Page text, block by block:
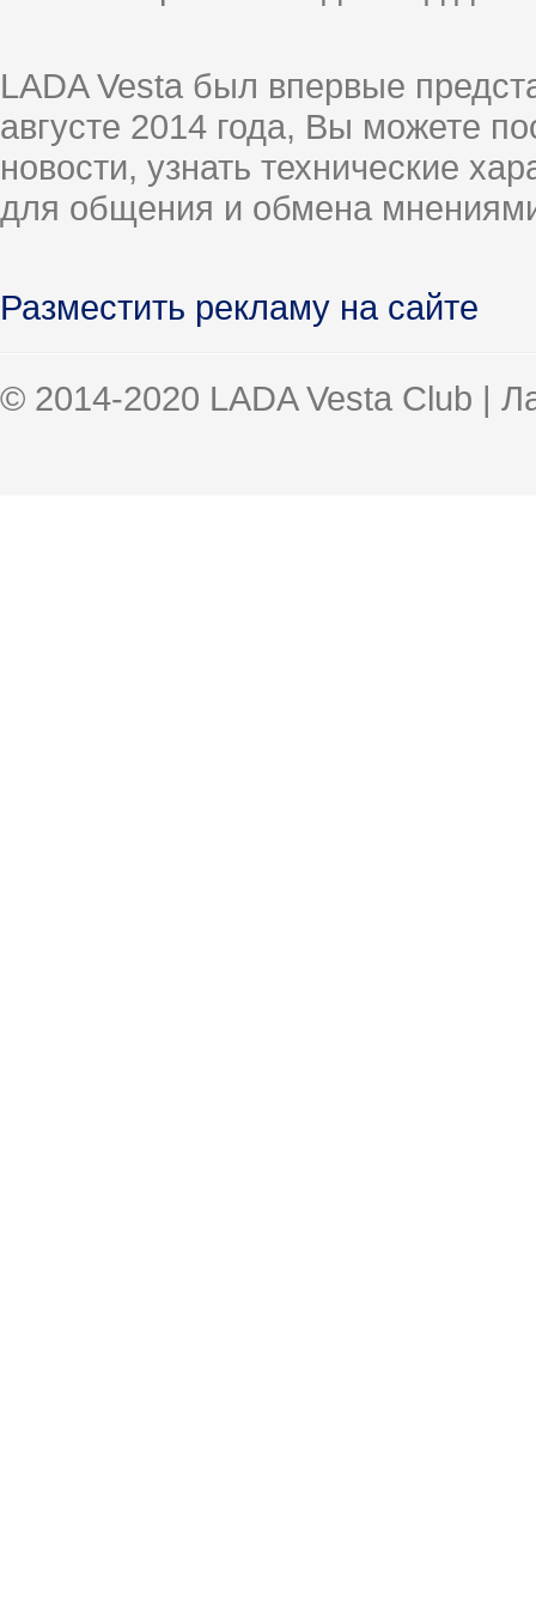
LADA Vesta был впервые
августе 2014 года, Вы можете
новости, узнать технические
для общения и обмена
Разместить рекламу на сайте
© 2014-2020 LADA Vesta Club |